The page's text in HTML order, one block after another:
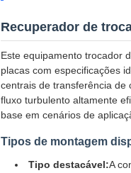
Recuperador de
Este equipamento trocador
placas com especificações
centrais de transferência de
fluxo turbulento altamente
base em cenários de
Tipos de montagem
Tipo destacável:A